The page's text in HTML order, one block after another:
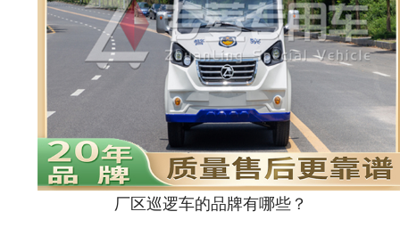
厂区巡逻车的品牌有哪些？